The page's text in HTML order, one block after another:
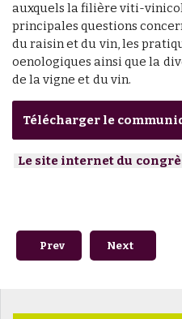
auxquels la filière viti-
principales questions
du raisin et du vin, les
oenologiques ainsi que la
de la vigne et du vin.
Télécharger le
Le site internet du
Previous article:
Prev Next article:
Next